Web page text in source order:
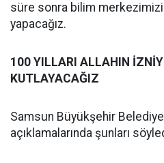
süre sonra bilim
yapacağız.
100 YILLARI ALLAHIN
KUTLAYACAĞIZ
Samsun Büyükşehir Belediye
açıklamalarında şunları